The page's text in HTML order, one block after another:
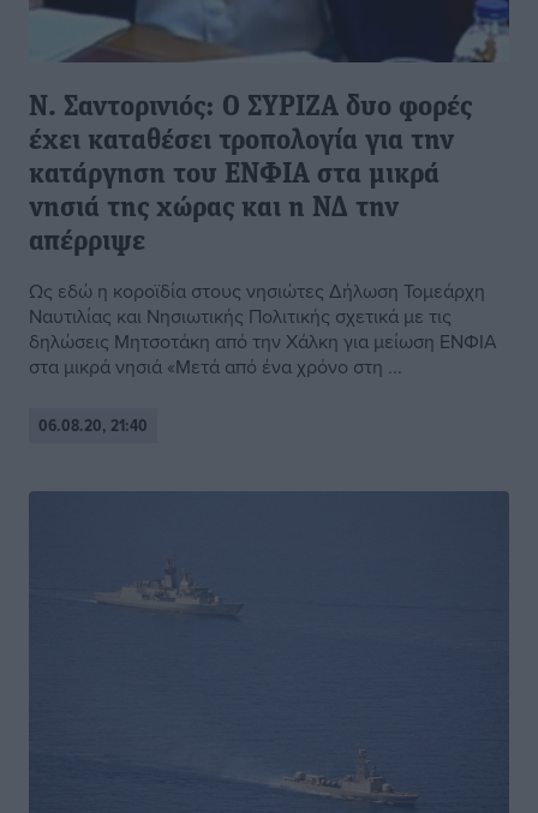
Ν. Σαντορινιός: Ο ΣΥΡΙΖΑ δυο φορές
έχει καταθέσει τροπολογία για την
κατάργηση του ΕΝΦΙΑ στα μικρά
νησιά της χώρας και η ΝΔ την
απέρριψε
Ως εδώ η κοροϊδία στους νησιώτες Δήλωση Τομεάρχη
Ναυτιλίας και Νησιωτικής Πολιτικής σχετικά με τις
δηλώσεις Μητσοτάκη από την Χάλκη για μείωση ΕΝΦΙΑ
στα μικρά νησιά «Μετά από ένα χρόνο στη ...
06.08.20, 21:40